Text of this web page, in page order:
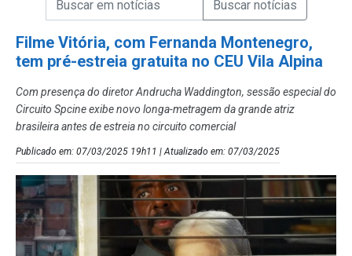
Filme Vitória, com Fernanda Montenegro,
tem pré-estreia gratuita no CEU Vila Alpina
Com presença do diretor Andrucha Waddington, sessão especial do
Circuito Spcine exibe novo longa-metragem da grande atriz
brasileira antes de estreia no circuito comercial
Publicado em: 07/03/2025 19h11 | Atualizado em: 07/03/2025